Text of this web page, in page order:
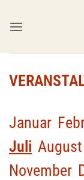
Inhalt
Januar
Juli August
November